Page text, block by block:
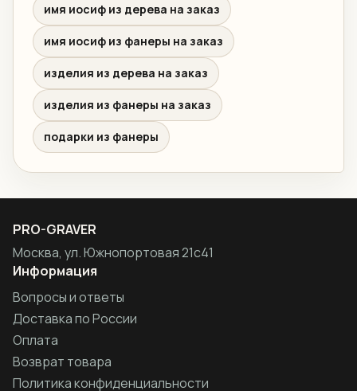
имя иосиф из дерева на заказ
имя иосиф из фанеры на заказ
изделия из дерева на заказ
изделия из фанеры на заказ
подарки из фанеры
PRO-GRAVER
Москва, ул. Южнопортовая 21с41
Информация
Вопросы и ответы
Доставка по России
Оплата
Возврат товара
Политика конфиденциальности